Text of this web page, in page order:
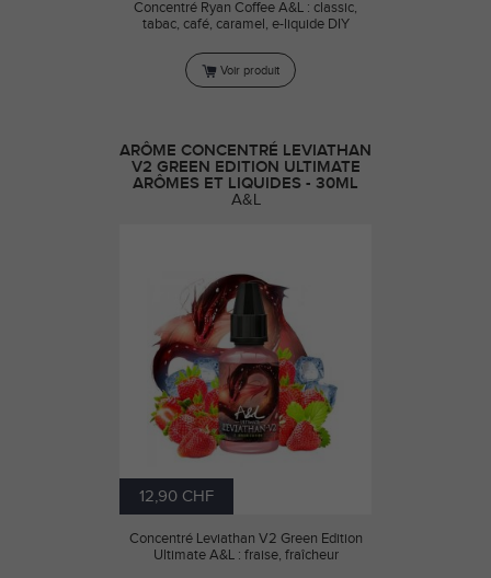
Concentré Ryan Coffee A&L : classic,
tabac, café, caramel, e-liquide DIY
Voir produit
ARÔME CONCENTRÉ LEVIATHAN
V2 GREEN EDITION ULTIMATE
ARÔMES ET LIQUIDES - 30ML
A&L
12,90 CHF
Concentré Leviathan V2 Green Edition
Ultimate A&L : fraise, fraîcheur